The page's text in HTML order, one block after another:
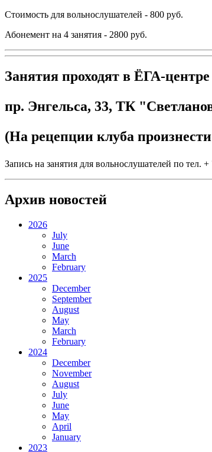
Стоимость для вольнослушателей - 800 руб.
Абонемент на 4 занятия - 2800 руб.
Занятия проходят в ЁГА-
пр. Энгельса, 33, ТК
(На рецепции клуба
Запись на занятия для вольнослушателей по тел. +
Архив новостей
2026
July
June
March
February
2025
December
September
August
May
March
February
2024
December
November
August
July
June
May
April
January
2023